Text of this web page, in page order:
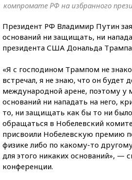
компромате РФ на избранного
Президент РФ Владимир Путин
оснований ни защищать, ни
президента США Дональда
«Я с господином Трампом не
встречал, я не знаю, что он будет
международной арене, поэтому у
оснований ни нападать на него,
то, ни защищать как бы то ни
обращаться в Нобелевский
присвоили Нобелевскую премию
физике либо по какому-то
для этого никаких оснований», —
конференции.